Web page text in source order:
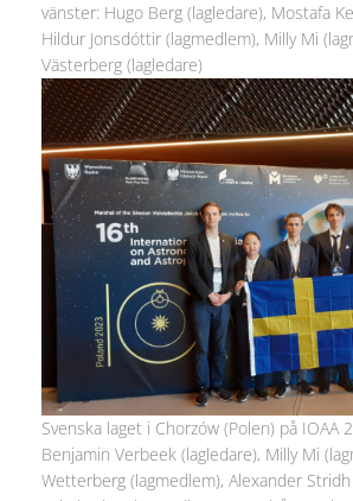
vänster: Hugo Berg (lagledare), Mostafa
Hildur Jonsdóttir (lagmedlem), Milly Mi
Västerberg (lagledare)
Svenska laget i Chorzów (Polen) på IOAA
Benjamin Verbeek (lagledare), Milly Mi
Wetterberg (lagmedlem), Alexander